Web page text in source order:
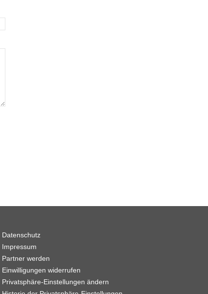
Datenschutz
Impressum
Partner werden
Einwilligungen widerrufen
Privatsphäre-Einstellungen ändern